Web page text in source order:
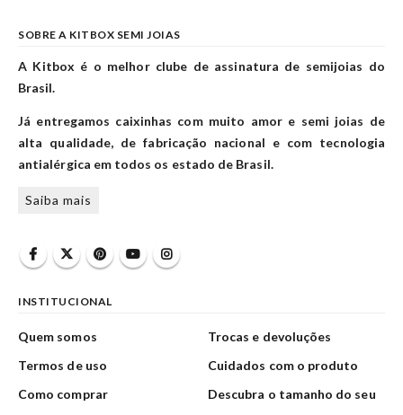
SOBRE A KITBOX SEMI JOIAS
A Kitbox é o melhor clube de assinatura de semijoias do
Brasil.
Já entregamos caixinhas com muito amor e semi joias de
alta qualidade, de fabricação nacional e com tecnologia
antialérgica em todos os estado de Brasil.
Saiba mais
INSTITUCIONAL
Quem somos
Termos de uso
Como comprar
Trocas e devoluções
Cuidados com o produto
Descubra o tamanho do seu